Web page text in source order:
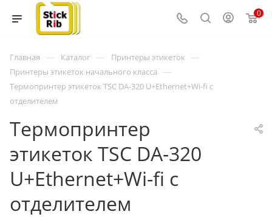
0
Главная — Каталог — Принтеры этикеток —
Принтеры этикеток начального класса —
Термопринтер этикеток TSC DA-320 U+Ethernet+Wi-fi с
отделителем
Термопринтер
этикеток TSC DA-320
U+Ethernet+Wi-fi с
отделителем